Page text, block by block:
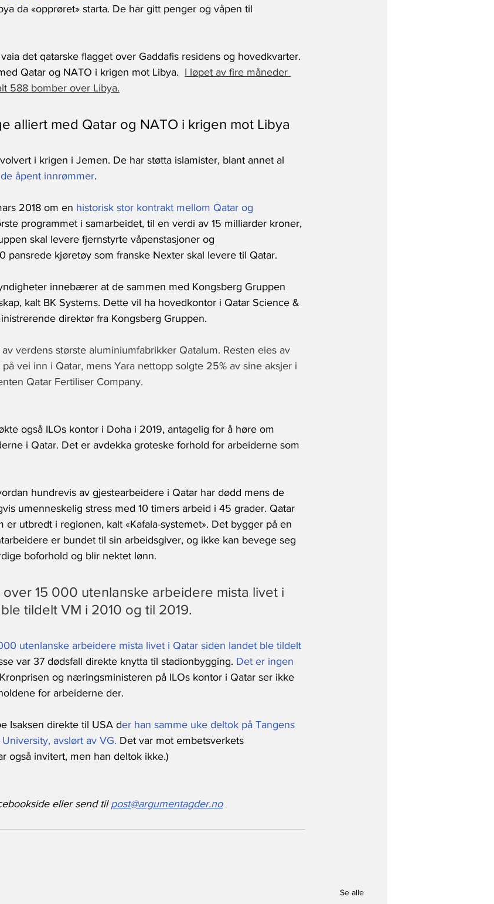
da «opprøret» starta. De har gitt penger og våpen til
det qatarske flagget over Gaddafis residens og hovedkvarter.
Qatar og NATO i krigen mot Libya. I løpet av fire måneder
588 bomber over Libya.
alliert med Qatar og NATO i krigen mot Libya
i krigen i Jemen. De har støtta islamister, blant annet al
åpent innrømmer.
2018 om en historisk stor kontrakt mellom Qatar og
programmet i samarbeidet, til en verdi av 15 milliarder kroner,
skal levere fjernstyrte våpenstasjoner og
pansrede kjøretøy som franske Nexter skal levere til Qatar.
innebærer at de sammen med Kongsberg Gruppen
kalt BK Systems. Dette vil ha hovedkontor i Qatar Science &
direktør fra Kongsberg Gruppen.
verdens største aluminiumfabrikker Qatalum. Resten eies av
vei inn i Qatar, mens Yara nettopp solgte 25% av sine aksjer i
Qatar Fertiliser Company.
også ILOs kontor i Doha i 2019, antagelig for å høre om
i Qatar. Det er avdekka groteske forhold for arbeiderne som
hundrevis av gjestearbeidere i Qatar har dødd mens de
umenneskelig stress med 10 timers arbeid i 45 grader. Qatar
er utbredt i regionen, kalt «Kafala-systemet». Det bygger på en
er bundet til sin arbeidsgiver, og ikke kan bevege seg
boforhold og blir nektet lønn.
15 000 utenlanske arbeidere mista livet i
tildelt VM i 2010 og til 2019.
utenlanske arbeidere mista livet i Qatar siden landet ble tildelt
var 37 dødsfall direkte knytta til stadionbygging. Det er ingen
og næringsministeren på ILOs kontor i Qatar ser ikke
for arbeiderne der.
Isaksen direkte til USA der han samme uke deltok på Tangens
avslørt av VG. Det var mot embetsverkets
også invitert, men han deltok ikke.)
eller send til post@argumentagder.no
Se alle